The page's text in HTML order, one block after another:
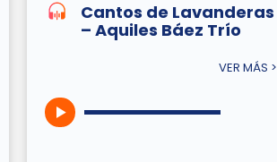
Cantos de Lavanderas
– Aquiles Báez Trío
VER MÁS >